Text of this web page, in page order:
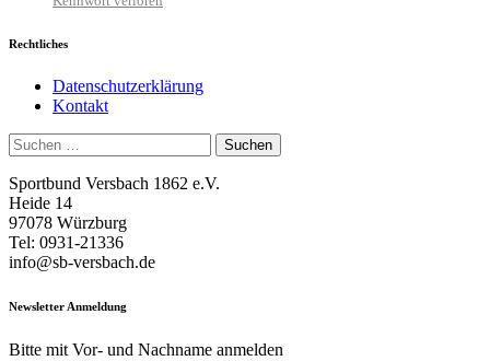
Rechtliches
Datenschutzerklärung
Kontakt
Suchen
nach:
Sportbund Versbach 1862 e.V.
Heide 14
97078 Würzburg
Tel: 0931-21336
info@sb-versbach.de
Newsletter Anmeldung
Bitte mit Vor- und Nachname anmelden